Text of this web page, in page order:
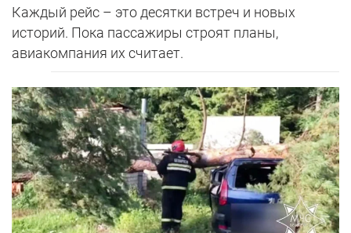
Каждый рейс – это десятки встреч и новых
историй. Пока пассажиры строят планы,
авиакомпания их считает.